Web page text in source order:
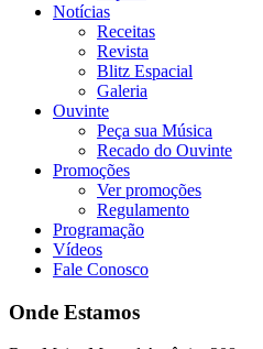
Notícias
Receitas
Revista
Blitz Espacial
Galeria
Ouvinte
Peça sua Música
Recado do Ouvinte
Promoções
Ver promoções
Regulamento
Programação
Vídeos
Fale Conosco
Onde Estamos